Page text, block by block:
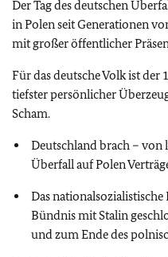
Der Tag des deutschen
in Polen seit Generationen
mit großer öffentlicher
Für das deutsche Volk ist der
tiefster persönlicher
Scham.
Deutschland brach – von
Überfall auf Polen
Das
Bündnis mit Stalin
und zum Ende des